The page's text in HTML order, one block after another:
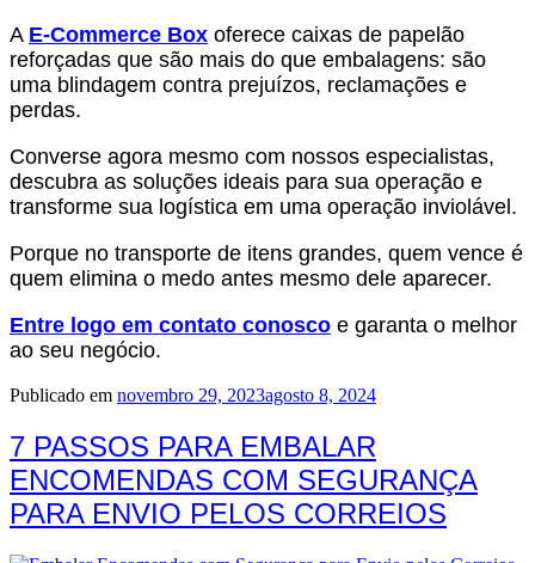
A E-Commerce Box oferece caixas de papelão
reforçadas que são mais do que embalagens: são
uma blindagem contra prejuízos, reclamações e
perdas.
Converse agora mesmo com nossos especialistas,
descubra as soluções ideais para sua operação e
transforme sua logística em uma operação inviolável.
Porque no transporte de itens grandes, quem vence é
quem elimina o medo antes mesmo dele aparecer.
Entre logo em contato conosco e garanta o melhor
ao seu negócio.
Publicado em novembro 29, 2023agosto 8, 2024
7 PASSOS PARA EMBALAR
ENCOMENDAS COM SEGURANÇA
PARA ENVIO PELOS CORREIOS